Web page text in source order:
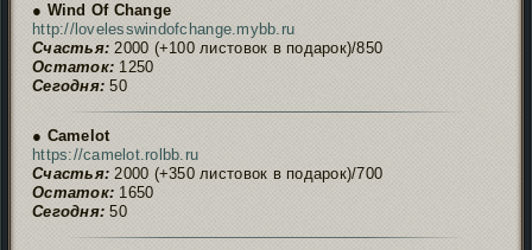
● Wind Of Change
http://lovelesswindofchange.mybb.ru
Счастья: 2000 (+100 листовок в подарок)/850
Остаток: 1250
Сегодня: 50
● Camelot
https://camelot.rolbb.ru
Счастья: 2000 (+350 листовок в подарок)/700
Остаток: 1650
Сегодня: 50